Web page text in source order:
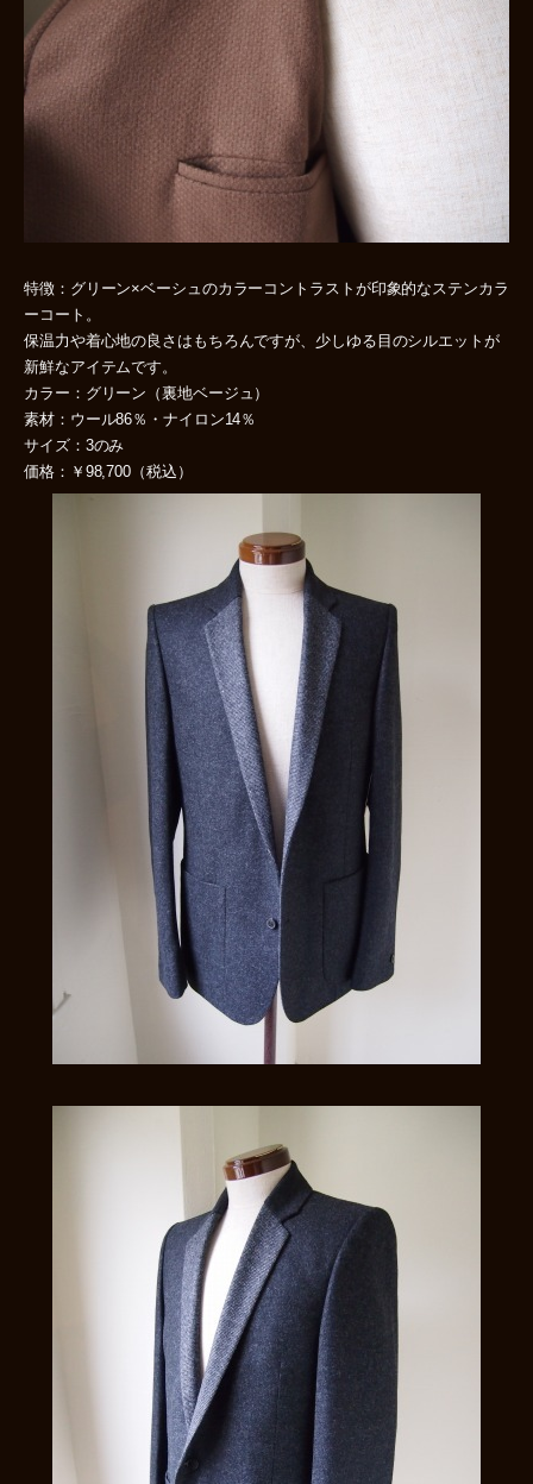
特徴：グリーン×ベーシュのカラーコントラストが印象的なステンカラ
ーコート。
保温力や着心地の良さはもちろんですが、少しゆる目のシルエットが
新鮮なアイテムです。
カラー：グリーン（裏地ベージュ）
素材：ウール86％・ナイロン14％
サイズ：3のみ
価格：￥98,700（税込）